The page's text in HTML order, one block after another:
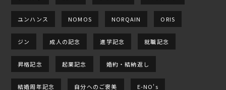
ユンハンス NOMOS NORQAIN ORIS
ジン 成人の記念 進学記念 就職記念
昇格記念 起業記念 婚約・結納返し
結婚周年記念 自分へのご褒美 E-NO's